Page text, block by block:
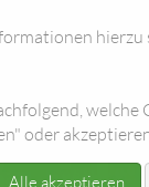
Bilder
oder
Alle akzeptieren